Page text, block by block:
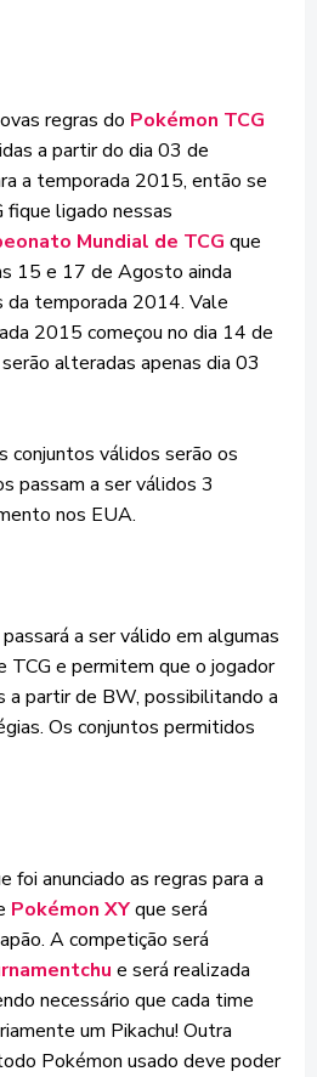
regras do Pokémon TCG
a partir do dia 03 de
a temporada 2015, então se
fique ligado nessas
Mundial de TCG que
15 e 17 de Agosto ainda
da temporada 2014. Vale
2015 começou no dia 14 de
alteradas apenas dia 03
conjuntos válidos serão os
passam a ser válidos 3
nos EUA.
passará a ser válido em algumas
TCG e permitem que o jogador
a partir de BW, possibilitando a
Os conjuntos permitidos
foi anunciado as regras para a
Pokémon XYque será
A competição será
e será realizada
necessário que cada time
um Pikachu! Outra
Pokémon usado deve poder